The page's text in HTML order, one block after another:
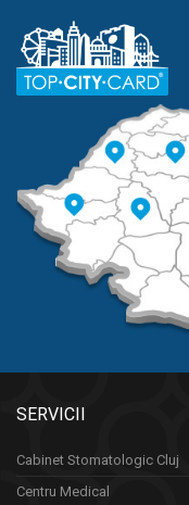
SERVICII
Cabinet Stomatologic Cluj
Centru Medical